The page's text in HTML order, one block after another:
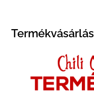
Termékvásárlás